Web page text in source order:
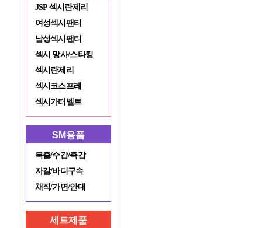
JSP 섹시란제리
여성섹시팬티
남성섹시팬티
섹시 망사/스타킹
섹시란제리
섹시코스프레
섹시가터벨트
SM용품
목줄/수갑/족갑
자갈/바디구속
채직/가면/안대
세트제품